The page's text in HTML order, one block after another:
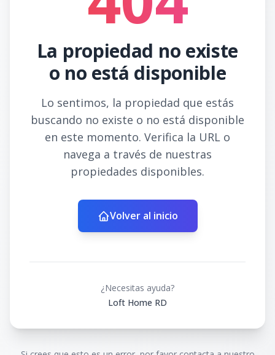
La propiedad no existe
o no está disponible
Lo sentimos, la propiedad que estás
buscando no existe o no está disponible
en este momento. Verifica la URL o
navega a través de nuestras
propiedades disponibles.
Volver al inicio
¿Necesitas ayuda?
Loft Home RD